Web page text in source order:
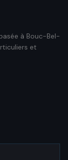
à Bouc-Bel-
et